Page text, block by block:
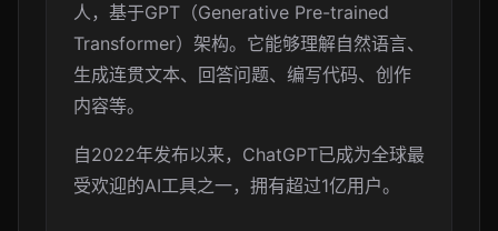
人，基于GPT（Generative Pre-trained
Transformer）架构。它能够理解自然语言、
生成连贯文本、回答问题、编写代码、创作
内容等。
自2022年发布以来，ChatGPT已成为全球最
受欢迎的AI工具之一，拥有超过1亿用户。